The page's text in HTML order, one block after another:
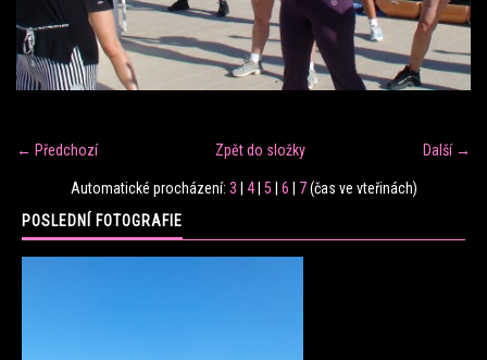
FITNESS TRÉNINK
FIT CLUB VERONIKA
← Předchozí Další →
Zpět do složky
Automatické procházení: 3 | 4| 5 | 6 | 7(čas ve vteřinách)
POSLEDNÍ FOTOGRAFIE